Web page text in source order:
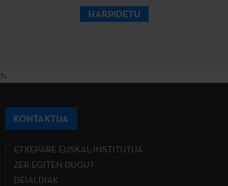
HARPIDETU
?>
KONTAKTUA
ETXEPARE EUSKAL INSTITUTUA
ZER EGITEN DUGU?
DEIALDIAK